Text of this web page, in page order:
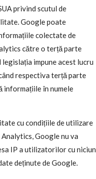
privind scutul de
Google poate
colectate de
către o terță parte
legislația impune acest lucru
respectiva terță parte
informațiile în numele
cu condițiile de utilizare
Google nu va
IP a utilizatorilor cu niciun
deținute de Google.